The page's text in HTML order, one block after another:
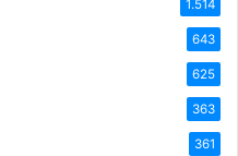
1.514
643
625
363
361